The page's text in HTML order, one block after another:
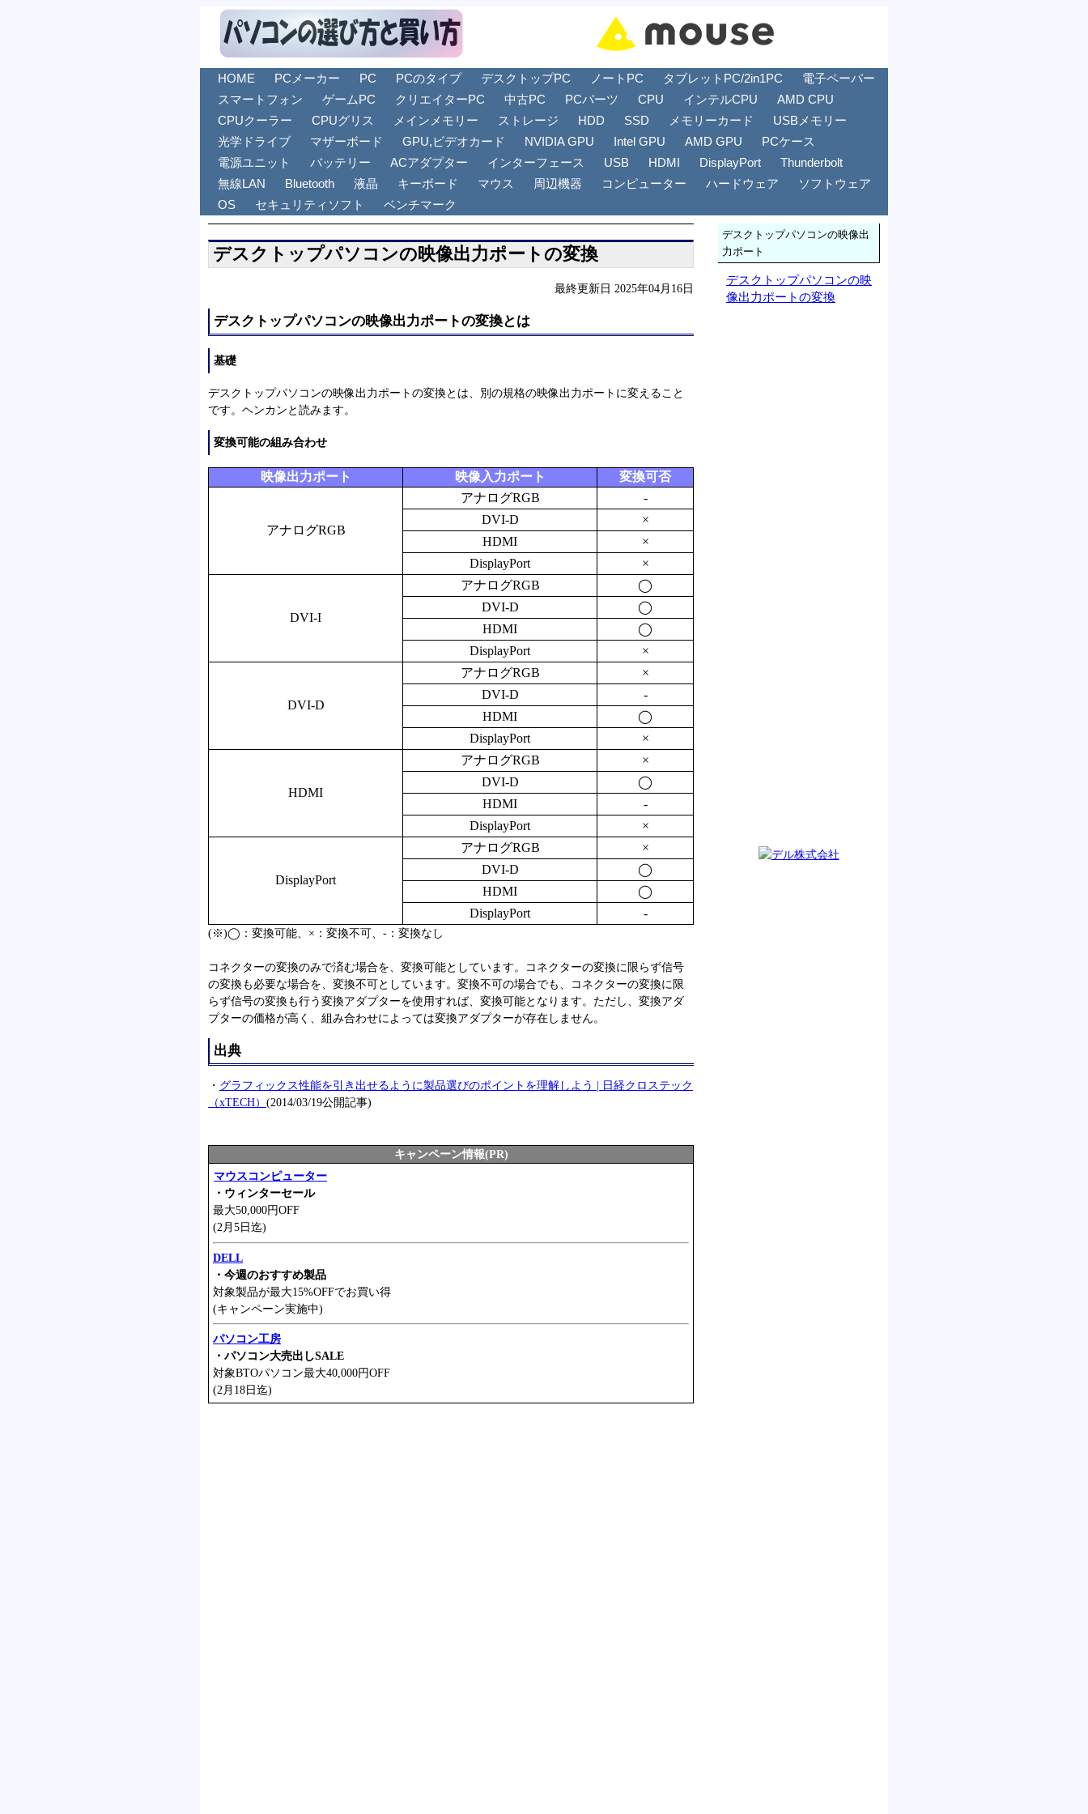
HOME PCメーカー PC PCのタイプ デスクトップPC ノートPC タブレットPC/2in1PC
電子ペーパー
スマートフォン
ゲームPC クリエイターPC 中古PC PCパーツ CPU インテルCPU
AMD CPU
CPUクーラー
CPUグリス メインメモリー ストレージ HDD SSD メモリーカード
USBメモリー
光学ドライブ
マザーボード GPU,ビデオカード NVIDIA GPU Intel GPU AMD GPU
PCケース
電源ユニット
バッテリー ACアダプター インターフェース USB HDMI DisplayPort
Thunderbolt
無線LAN
Bluetooth 液晶 キーボード マウス 周辺機器 コンピューター ハードウェア
ソフトウェア
OS
セキュリティソフト ベンチマーク
デスクトップパソコンの映像出力ポートの変換
最終更新日 2025年04月16日
デスクトップパソコンの映像出力ポートの変換とは
基礎
デスクトップパソコンの映像出力ポートの変換とは、別の規格の映像出力ポートに変えること
です。ヘンカンと読みます。
変換可能の組み合わせ
映像出力ポート 映像入力ポート 変換可否
アナログRGB
アナログRGB
-
DVI-D
×
HDMI
×
DisplayPort
×
DVI-I
アナログRGB
◯
DVI-D
◯
HDMI
◯
DisplayPort
×
DVI-D
アナログRGB
×
DVI-D
-
HDMI
◯
DisplayPort
×
HDMI
アナログRGB
×
DVI-D
◯
HDMI
-
DisplayPort
×
DisplayPort
アナログRGB
×
DVI-D
◯
HDMI
◯
DisplayPort
-
(※)◯：変換可能、×：変換不可、-：変換なし
コネクターの変換のみで済む場合を、変換可能としています。コネクターの変換に限らず信号
の変換も必要な場合を、変換不可としています。変換不可の場合でも、コネクターの変換に限
らず信号の変換も行う変換アダプターを使用すれば、変換可能となります。ただし、変換アダ
プターの価格が高く、組み合わせによっては変換アダプターが存在しません。
出典
・ グラフィックス性能を引き出せるように製品選びのポイントを理解しよう | 日経クロステック
（xTECH） (2014/03/19公開記事)
キャンペーン情報(PR)
マウスコンピューター
・ウィンターセール
最大50,000円OFF
(2月5日迄)
DELL
・今週のおすすめ製品
対象製品が最大15%OFFでお買い得
(キャンペーン実施中)
パソコン工房
・パソコン大売出しSALE
対象BTOパソコン最大40,000円OFF
(2月18日迄)
デスクトップパソコンの映像出
力ポート
デスクトップパソコンの映
像出力ポートの変換